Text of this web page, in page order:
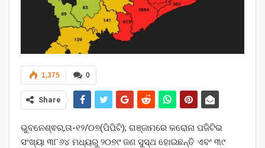
0
1,375
Share
ଭୁବନେଶ୍ଵର,ତା-୧୨/୦୭(ପିପିଟି); ଗଞ୍ଜାମରେ କରୋନା ପଜିଟିଭ
ସଂଖ୍ୟା ୩୮୬୪ ମଧ୍ୟରୁ ୨୦୭୯ ଜଣ ସୁସ୍ଥ ହୋଇଛନ୍ତି ଏବଂ ୩୯